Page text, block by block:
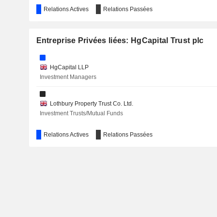
Relations Actives Relations Passées
Entreprise Privées liées: HgCapital Trust plc
HgCapital LLP
Investment Managers
Lothbury Property Trust Co. Ltd.
Investment Trusts/Mutual Funds
Relations Actives Relations Passées